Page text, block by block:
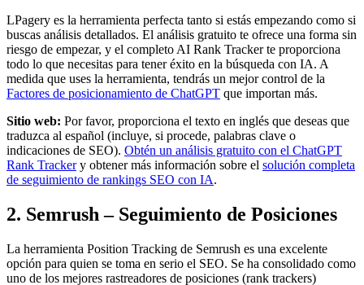
LPagery es la herramienta perfecta tanto si estás empezando como si
buscas análisis detallados. El análisis gratuito te ofrece una forma sin
riesgo de empezar, y el completo AI Rank Tracker te proporciona
todo lo que necesitas para tener éxito en la búsqueda con IA. A
medida que uses la herramienta, tendrás un mejor control de la
Factores de posicionamiento de ChatGPT que importan más.
Sitio web: Por favor, proporciona el texto en inglés que deseas que
traduzca al español (incluye, si procede, palabras clave o
indicaciones de SEO). Obtén un análisis gratuito con el ChatGPT
Rank Trackery obtener más información sobre el solución completa
de seguimiento de rankings SEO con IA.
2. Semrush – Seguimiento de Posiciones
La herramienta Position Tracking de Semrush es una excelente
opción para quien se toma en serio el SEO. Se ha consolidado como
uno de los mejores rastreadores de posiciones (rank trackers)